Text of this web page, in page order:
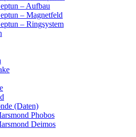
– Aufbau
– Magnetfeld
– Ringsystem
(Daten)
Phobos
Deimos